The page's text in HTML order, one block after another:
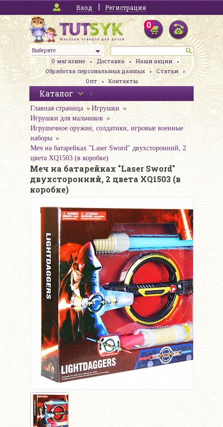
Вход Регистрация
Выберите
0
О магазине Доставка
Наши акции
Обработка персональных данных
Статьи
Опт
Контакты
Каталог
Главная страница
Игрушки
Игрушки для мальчиков
Игрушечное оружие, солдатики, игровые военные
наборы
Меч на батарейках "Laser Sword" двухсторонний, 2
цвета XQ1503 (в коробке)
Меч на батарейках "Laser Sword"
двухсторонний, 2 цвета XQ1503 (в
коробке)